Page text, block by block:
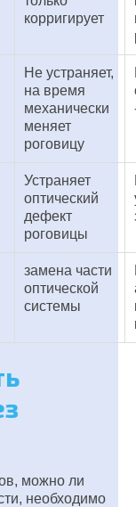
корригирует
Не устраняет,
на время
механически
меняет
роговицу
Устраняет
оптический
дефект
роговицы
замена части
оптической
системы
можно ли
необходимо